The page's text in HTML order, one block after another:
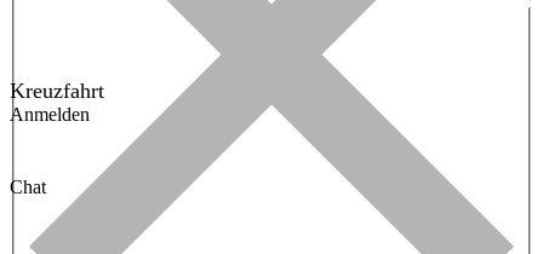
Kreuzfahrt
Anmelden
Chat